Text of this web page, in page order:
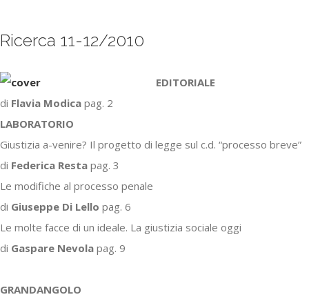
Ricerca 11-12/2010
EDITORIALE
di Flavia Modica pag. 2
LABORATORIO
Giustizia a-venire? Il progetto di legge sul c.d. “processo breve”
di Federica Resta pag. 3
Le modifiche al processo penale
di Giuseppe Di Lello pag. 6
Le molte facce di un ideale. La giustizia sociale oggi
di Gaspare Nevola pag. 9
GRANDANGOLO